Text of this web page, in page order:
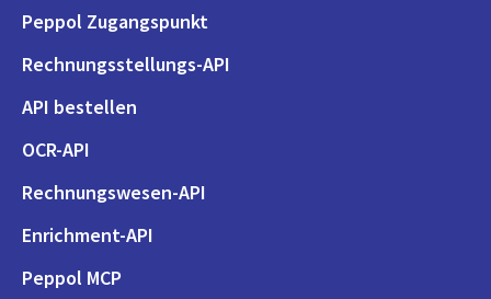
Peppol Zugangspunkt
Rechnungsstellungs-API
API bestellen
OCR-API
Rechnungswesen-API
Enrichment-API
Peppol MCP